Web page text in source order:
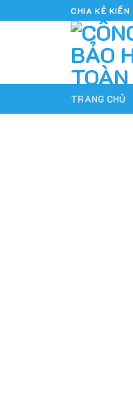
to
CHIA KẺ KIẾN
TRANG CHỦ